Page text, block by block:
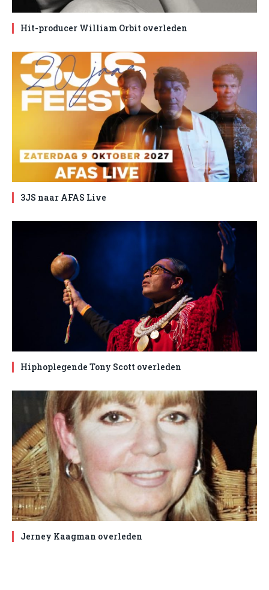
Hit-producer William Orbit overleden
3JS naar AFAS Live
Hiphoplegende Tony Scott overleden
Jerney Kaagman overleden